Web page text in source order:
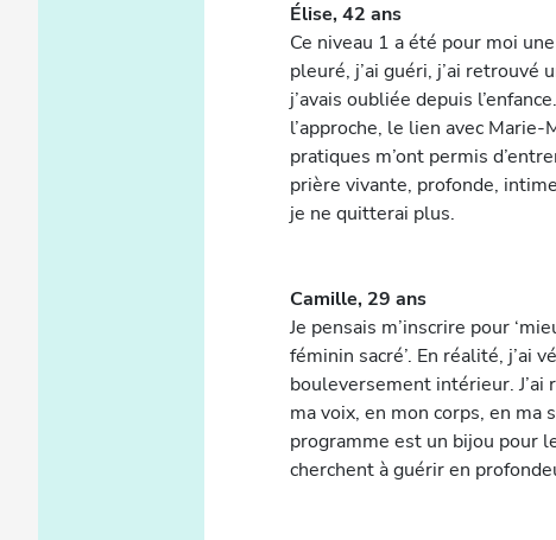
Élise, 42 ans
Ce niveau 1 a été pour moi une
pleuré, j’ai guéri, j’ai retrouvé
j’avais oubliée depuis
l’approche, le lien avec
pratiques m’ont permis
prière vivante, profonde,
je ne quitterai plus.
Camille, 29 ans
Je pensais m’inscrire pour
féminin sacré’. En réalité, j’ai
bouleversement intérieur. J’ai
ma voix, en mon corps, en ma
programme est un bijou pour
cherchent à guérir en